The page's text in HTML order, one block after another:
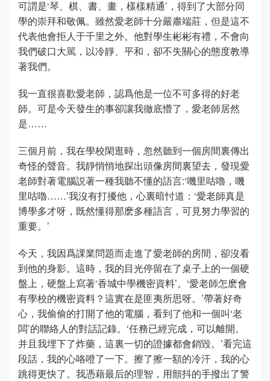
可謂是‘琴、棋、書、畫，樣樣精通’，得到了大部分同
學的崇拜和敬佩。雖然愛老師十分嚴肅端莊，但是這不
代表他會拒人于千里之外。他對學生彬彬有禮，不會向
我們破口大駡，以冷靜、平和，卻不失關心的態度教導
著我們。
我一直很喜歡愛老師，認爲他是一位不可多得的好老
師。可是今天發生的事卻讓我徹底懵了，愛老師居然
是……
三個月前，我在學校閑逛時，忽然聽到一個房間裏傳出
奇怪的聲音。我靜悄悄地探出頭像房間裏望去，發現愛
老師對著電腦説著一種我聽不懂的語言:‘嘰里咕嚕，嘰
里咕嚕……’我沒有打擾他，心裏暗忖道：‘愛老師真是
博學多才呀，既然懂得那麽多種語言，可見努力學習的
重要。’
今天，我因爲課業問題而走進了愛老師的房間，卻沒看
到他的身影。這時，我的目光停留在了桌子上的一個硬
盤上，硬盤上寫著‘香城中學機密資料’。‘愛老師怎麽會
有學校的機密資料？這實在是匪夷所思呀。’帶著好奇
心，我偷偷的打開了他的電腦，看到了他和一個叫‘老
闆’的聯絡人的對話記錄。‘任務已經完成，可以離開。
并且我埋下了炸藥，這裏一切的證據都會銷毀。’看完這
段話，我的心咯噔了一下。擦了擦一額的冷汗，我的心
跳得更快了。我憑藉最后的理智，用顫抖的手撥出了警